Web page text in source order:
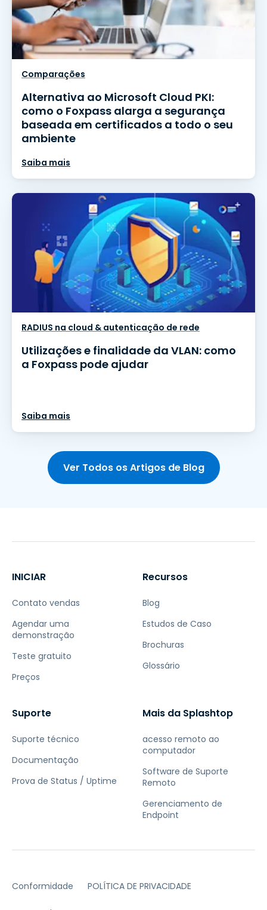
Comparações
Alternativa ao Microsoft Cloud PKI:
como o Foxpass alarga a segurança
baseada em certificados a todo o seu
ambiente
Saiba mais
RADIUS na cloud & autenticação de rede
Utilizações e finalidade da VLAN: como
a Foxpass pode ajudar
Saiba mais
Ver Todos os Artigos de Blog
INICIAR
Contato vendas
Agendar uma
demonstração
Teste gratuito
Preços
Recursos
Blog
Estudos de Caso
Brochuras
Glossário
Suporte
Suporte técnico
Documentação
Prova de Status / Uptime
Mais da Splashtop
acesso remoto ao
computador
Software de Suporte
Remoto
Gerenciamento de
Endpoint
Conformidade POLÍTICA DE PRIVACIDADE